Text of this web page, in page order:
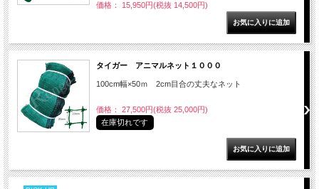
価格： 15,950円(税抜 14,500円)
タイガー アニマルネット１０００
100cm幅×50ｍ 2cm目合の丈夫なネット
価格： 27,500円(税抜 25,000円)
在庫切れです